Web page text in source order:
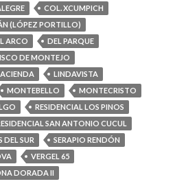
COL. XCUMPICH
(LÓPEZ PORTILLO)
ARCO
DEL PARQUE
DE MONTEJO
LINDAVISTA
MONTEBELLO
MONTECRISTO
RESIDENCIAL LOS PINOS
SAN ANTONIO CUCUL
DEL SUR
SERAPIO RENDÓN
VERGEL 65
DORADA II